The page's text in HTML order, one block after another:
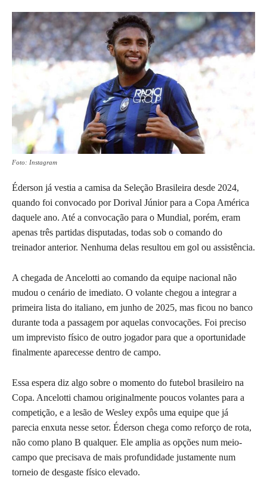
Foto: Instagram
Éderson já vestia a camisa da Seleção Brasileira desde 2024,
quando foi convocado por Dorival Júnior para a Copa América
daquele ano. Até a convocação para o Mundial, porém, eram
apenas três partidas disputadas, todas sob o comando do
treinador anterior. Nenhuma delas resultou em gol ou assistência.
A chegada de Ancelotti ao comando da equipe nacional não
mudou o cenário de imediato. O volante chegou a integrar a
primeira lista do italiano, em junho de 2025, mas ficou no banco
durante toda a passagem por aquelas convocações. Foi preciso
um imprevisto físico de outro jogador para que a oportunidade
finalmente aparecesse dentro de campo.
Essa espera diz algo sobre o momento do futebol brasileiro na
Copa. Ancelotti chamou originalmente poucos volantes para a
competição, e a lesão de Wesley expôs uma equipe que já
parecia enxuta nesse setor. Éderson chega como reforço de rota,
não como plano B qualquer. Ele amplia as opções num meio-
campo que precisava de mais profundidade justamente num
torneio de desgaste físico elevado.